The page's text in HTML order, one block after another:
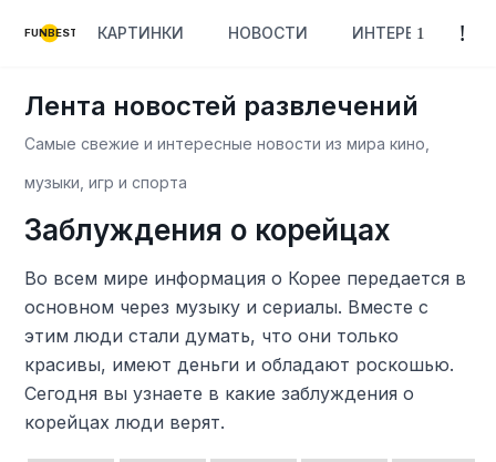
FUNBEST КАРТИНКИ НОВОСТИ ИНТЕРЕСНОЕ
Лента новостей развлечений
Самые свежие и интересные новости из мира кино,
музыки, игр и спорта
Заблуждения о корейцах
Во всем мире информация о Корее передается в
основном через музыку и сериалы. Вместе с
этим люди стали думать, что они только
красивы, имеют деньги и обладают роскошью.
Сегодня вы узнаете в какие заблуждения о
корейцах люди верят.